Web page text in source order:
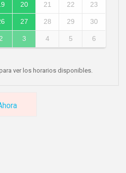
20 21 22 23
27 28 29 30
3 4 5 6
ver los horarios disponibles.